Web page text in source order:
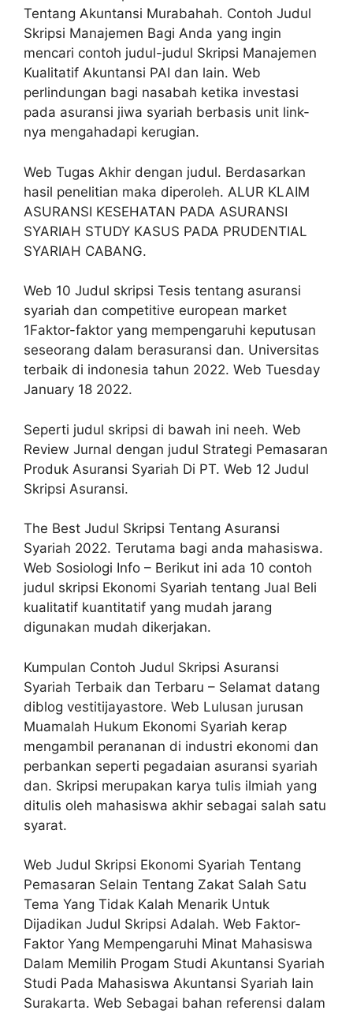
Tentang Akuntansi Murabahah. Contoh Judul
Skripsi Manajemen Bagi Anda yang ingin
mencari contoh judul-judul Skripsi Manajemen
Kualitatif Akuntansi PAI dan lain. Web
perlindungan bagi nasabah ketika investasi
pada asuransi jiwa syariah berbasis unit link-
nya mengahadapi kerugian.
Web Tugas Akhir dengan judul. Berdasarkan
hasil penelitian maka diperoleh. ALUR KLAIM
ASURANSI KESEHATAN PADA ASURANSI
SYARIAH STUDY KASUS PADA PRUDENTIAL
SYARIAH CABANG.
Web 10 Judul skripsi Tesis tentang asuransi
syariah dan competitive european market
1Faktor-faktor yang mempengaruhi keputusan
seseorang dalam berasuransi dan. Universitas
terbaik di indonesia tahun 2022. Web Tuesday
January 18 2022.
Seperti judul skripsi di bawah ini neeh. Web
Review Jurnal dengan judul Strategi Pemasaran
Produk Asuransi Syariah Di PT. Web 12 Judul
Skripsi Asuransi.
The Best Judul Skripsi Tentang Asuransi
Syariah 2022. Terutama bagi anda mahasiswa.
Web Sosiologi Info – Berikut ini ada 10 contoh
judul skripsi Ekonomi Syariah tentang Jual Beli
kualitatif kuantitatif yang mudah jarang
digunakan mudah dikerjakan.
Kumpulan Contoh Judul Skripsi Asuransi
Syariah Terbaik dan Terbaru – Selamat datang
diblog vestitijayastore. Web Lulusan jurusan
Muamalah Hukum Ekonomi Syariah kerap
mengambil perananan di industri ekonomi dan
perbankan seperti pegadaian asuransi syariah
dan. Skripsi merupakan karya tulis ilmiah yang
ditulis oleh mahasiswa akhir sebagai salah satu
syarat.
Web Judul Skripsi Ekonomi Syariah Tentang
Pemasaran Selain Tentang Zakat Salah Satu
Tema Yang Tidak Kalah Menarik Untuk
Dijadikan Judul Skripsi Adalah. Web Faktor-
Faktor Yang Mempengaruhi Minat Mahasiswa
Dalam Memilih Progam Studi Akuntansi Syariah
Studi Pada Mahasiswa Akuntansi Syariah Iain
Surakarta. Web Sebagai bahan referensi dalam